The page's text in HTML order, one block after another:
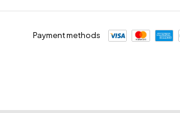
Payment methods